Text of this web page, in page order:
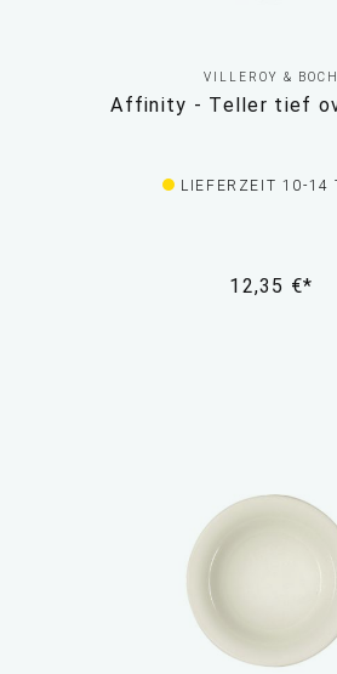
VILLEROY & BOCH
Affinity - Teller tief
LIEFERZEIT 10-14
12,35 €*